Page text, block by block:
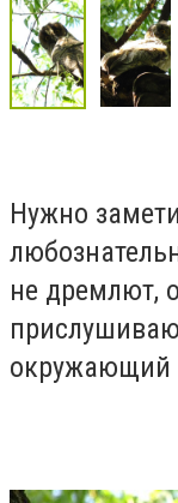
Нужно
не дремлют,
окружающий